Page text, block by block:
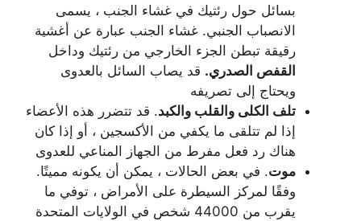
بسائل حول رئتيك في غشاء الجنب ، يسمى
الانصباب الجنبي. غشاء الجنب عبارة عن أغشية
رقيقة تبطن الجزء الخارجي من رئتيك وداخل
القفص الصدري. قد يصاب السائل بالعدوى
ويحتاج إلى تصريفه
تلف الكلى والقلب والكبد. قد تتضرر هذه الأعضاء
إذا لم تتلقى ما يكفي من الأكسجين ، أو إذا كان
هناك رد فعل مفرط من الجهاز المناعي للعدوى
موت. في بعض الحالات ، يمكن أن يكونه مميتًا.
وفقًا لمركز السيطرة على الأمراض ، توفي ما
يقرب من 44000 شخص في الولايات المتحدة